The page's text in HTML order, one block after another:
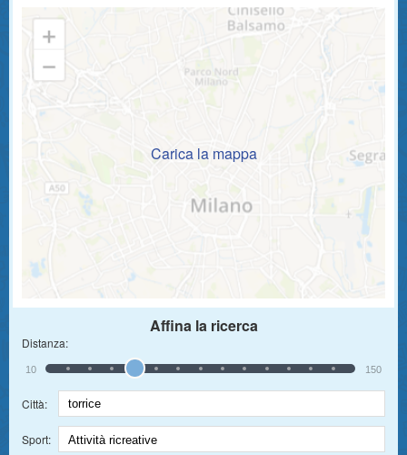
Carica la mappa
Affina la ricerca
Distanza:
10 150
Città:
Sport: